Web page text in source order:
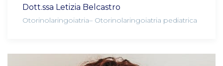
Dott.ssa Letizia Belcastro
Otorinolaringoiatria– Otorinolaringoiatria pediatrica